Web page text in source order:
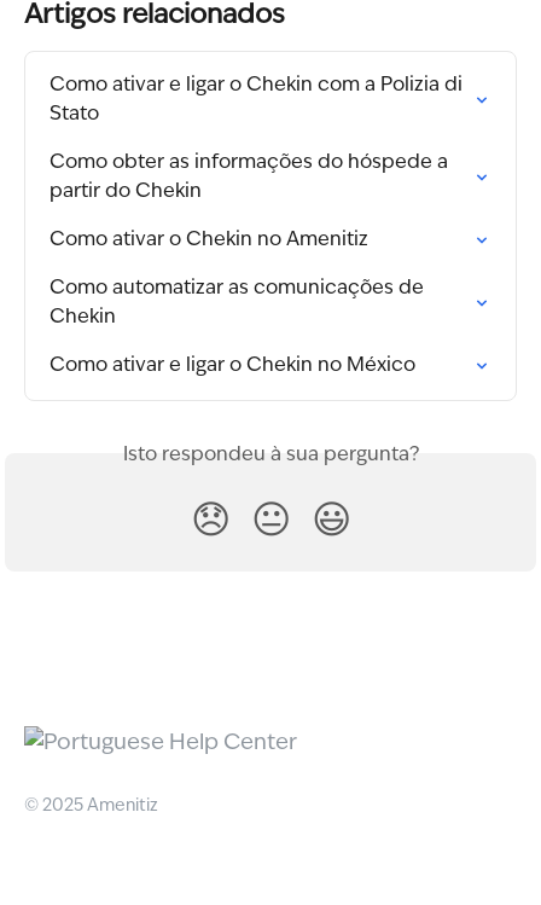
Artigos relacionados
Como ativar e ligar o Chekin com a Polizia di
Stato
Como obter as informações do hóspede a
partir do Chekin
Como ativar o Chekin no Amenitiz
Como automatizar as comunicações de
Chekin
Como ativar e ligar o Chekin no México
Isto respondeu à sua pergunta?
😞 😐 😃
© 2025 Amenitiz